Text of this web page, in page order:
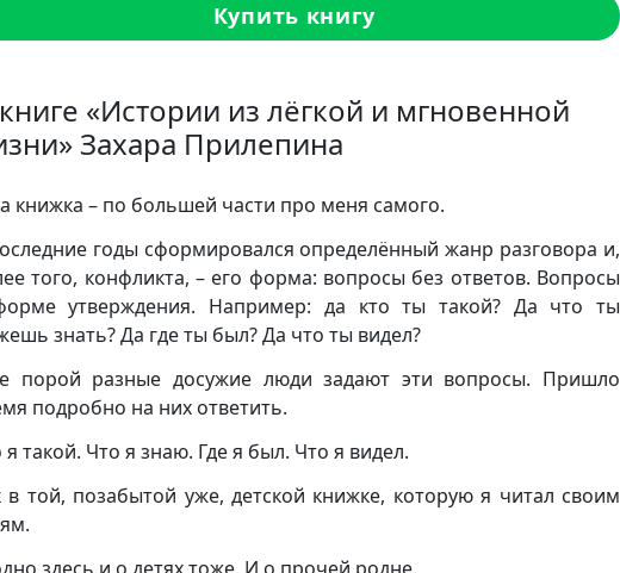
Купить книгу
«Истории из лёгкой и мгновенной
Захара Прилепина
книжка – по большей части про меня самого.
годы сформировался определённый жанр разговора и,
того, конфликта, – его форма: вопросы без ответов. Вопросы
утверждения. Например: да кто ты такой? Да что ты
знать? Да где ты был? Да что ты видел?
порой разные досужие люди задают эти вопросы. Пришло
подробно на них ответить.
я такой. Что я знаю. Где я был. Что я видел.
в той, позабытой уже, детской книжке, которую я читал своим